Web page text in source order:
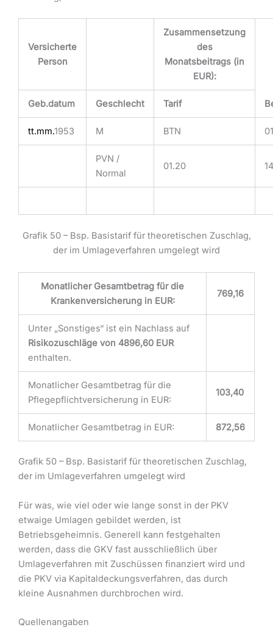
Versicherte
Person
Zusammensetzung
des
Monatsbeitrags (in
EUR):
Geb.datum Geschlecht Tarif
tt.mm.1953 M BTN
PVN /
Normal
01.20
Grafik 50 – Bsp. Basistarif für theoretischen Zuschlag,
der im Umlageverfahren umgelegt wird
Monatlicher Gesamtbetrag für die
Krankenversicherung in EUR:
769,16
Unter „Sonstiges“ ist ein Nachlass auf
Risikozuschläge von 4896,60 EUR
enthalten.
Monatlicher Gesamtbetrag für die
Pflegepflichtversicherung in EUR:
103,40
Monatlicher Gesamtbetrag in EUR: 872,56
Grafik 50 – Bsp. Basistarif für theoretischen Zuschlag,
der im Umlageverfahren umgelegt wird
Für was, wie viel oder wie lange sonst in der PKV
etwaige Umlagen gebildet werden, ist
Betriebsgeheimnis. Generell kann festgehalten
werden, dass die GKV fast ausschließlich über
Umlageverfahren mit Zuschüssen finanziert wird und
die PKV via Kapitaldeckungsverfahren, das durch
kleine Ausnahmen durchbrochen wird.
Quellenangaben